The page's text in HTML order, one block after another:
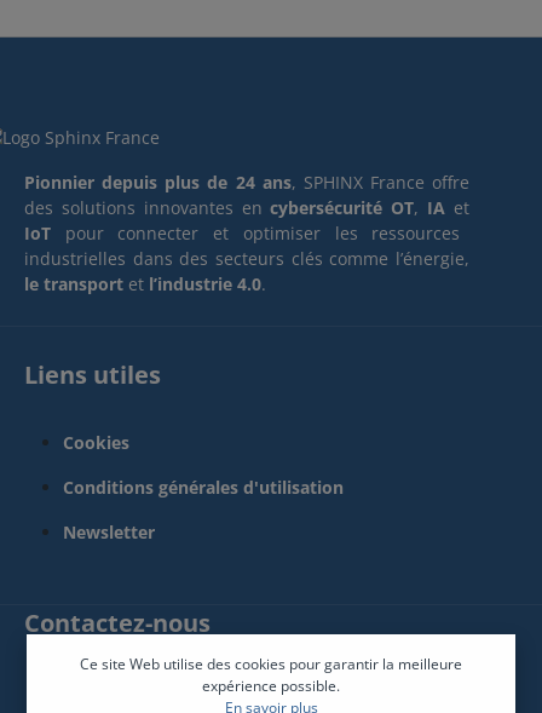
Pionnier depuis plus de 24 ans, SPHINX France offre
des solutions innovantes encybersécurité OT, IA et
IoT pour connecter et optimiser les ressources
industrielles dans des secteurs clés comme l’énergie,
le transport et l’industrie 4.0.
Liens utiles
Cookies
Conditions générales d'utilisation
Newsletter
Contactez-nous
SPHINX France Connect
Ce site Web utilise des cookies pour garantir la meilleure
expérience possible.
En savoir plus